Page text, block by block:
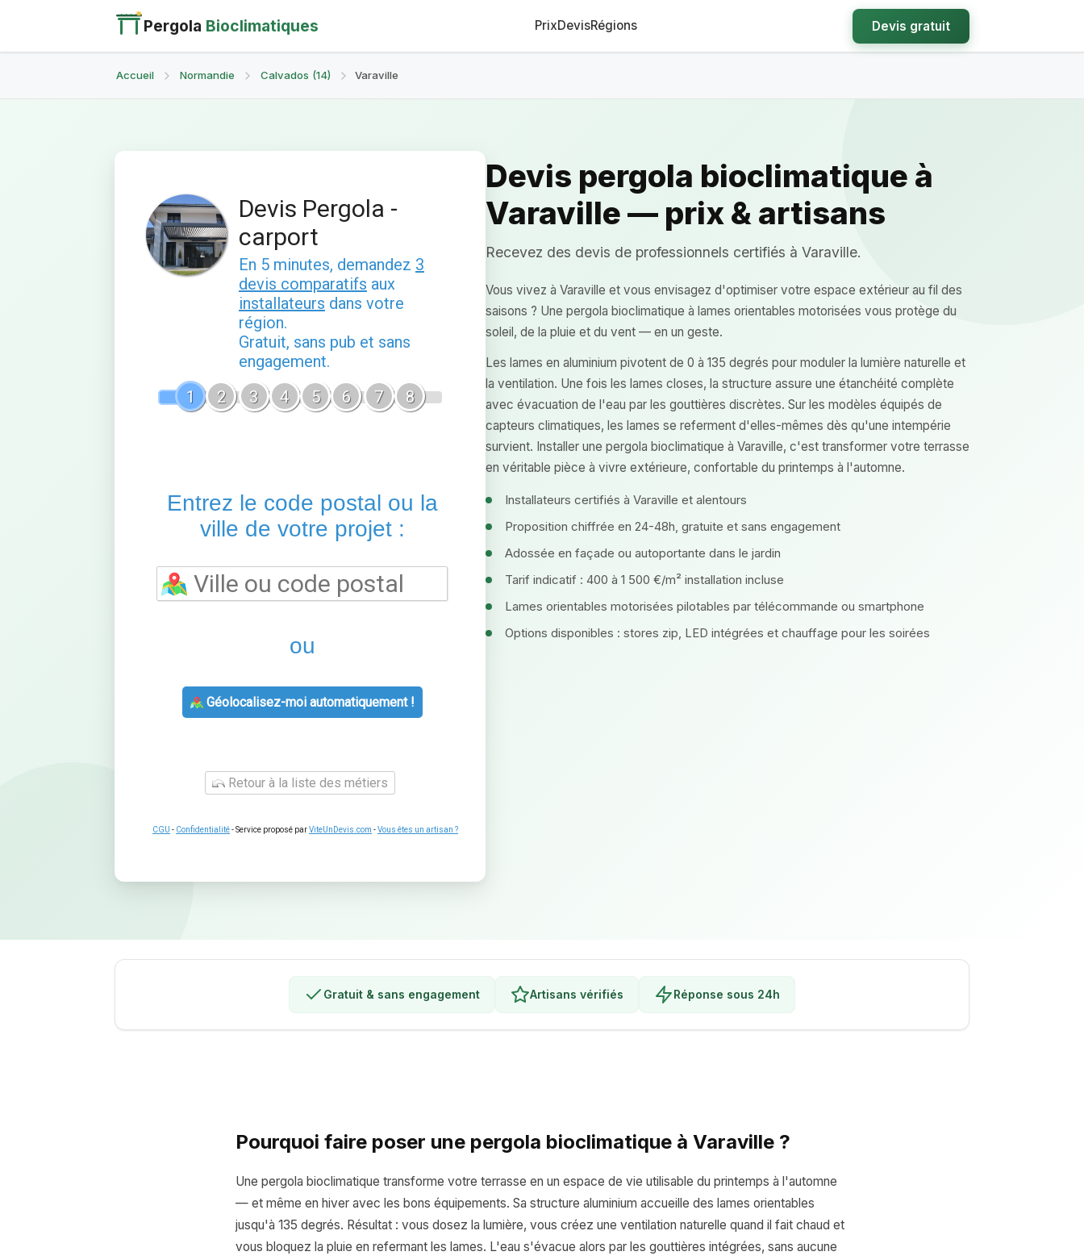
Pergola Bioclimatiques PrixDevisRégions Devis gratuit
Accueil Normandie Calvados (14) Varaville
Devis pergola bioclimatique à
Varaville — prix & artisans
Recevez des devis de professionnels certifiés à Varaville.
Vous vivez à Varaville et vous envisagez d'optimiser votre espace extérieur au fil des
saisons ? Une pergola bioclimatique à lames orientables motorisées vous protège du
soleil, de la pluie et du vent — en un geste.
Les lames en aluminium pivotent de 0 à 135 degrés pour moduler la lumière naturelle et
la ventilation. Une fois les lames closes, la structure assure une étanchéité complète
avec évacuation de l'eau par les gouttières discrètes. Sur les modèles équipés de
capteurs climatiques, les lames se referment d'elles-mêmes dès qu'une intempérie
survient. Installer une pergola bioclimatique à Varaville, c'est transformer votre terrasse
en véritable pièce à vivre extérieure, confortable du printemps à l'automne.
Installateurs certifiés à Varaville et alentours
Proposition chiffrée en 24-48h, gratuite et sans engagement
Adossée en façade ou autoportante dans le jardin
Tarif indicatif : 400 à 1 500 €/m² installation incluse
Lames orientables motorisées pilotables par télécommande ou smartphone
Options disponibles : stores zip, LED intégrées et chauffage pour les soirées
Devis Pergola -
carport
En 5 minutes, demandez 3
devis comparatifs aux
installateurs dans votre
région.
Gratuit, sans pub et sans
engagement.
1
2 3 4 5 6 7 8
Entrez le code postal ou la
ville de votre projet :
ou
Géolocalisez-moi automatiquement !
Retour à la liste des métiers
CGU - Confidentialité- Service proposé parViteUnDevis.com -Vous êtes un artisan ?
Gratuit & sans engagement Artisans vérifiés Réponse sous 24h
Pourquoi faire poser une pergola bioclimatique à Varaville ?
Une pergola bioclimatique transforme votre terrasse en un espace de vie utilisable du printemps à l'automne
— et même en hiver avec les bons équipements. Sa structure aluminium accueille des lames orientables
jusqu'à 135 degrés. Résultat : vous dosez la lumière, vous créez une ventilation naturelle quand il fait chaud et
vous bloquez la pluie en refermant les lames. L'eau s'évacue alors par les gouttières intégrées, sans aucune